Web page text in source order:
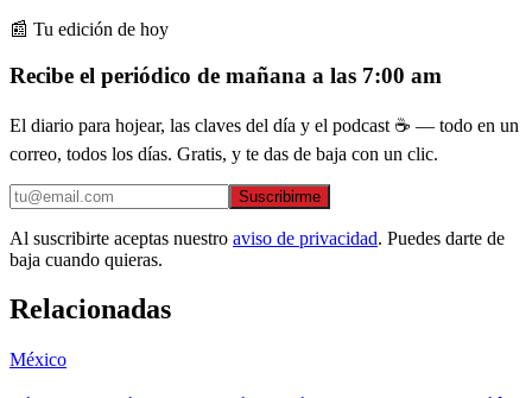
📰 Tu edición de hoy
Recibe el periódico de mañana a las 7:00 am
El diario para hojear, las claves del día y el podcast ☕ — todo en un
correo, todos los días. Gratis, y te das de baja con un clic.
Suscribirme
Al suscribirte aceptas nuestro aviso de privacidad. Puedes darte de
baja cuando quieras.
Relacionadas
México